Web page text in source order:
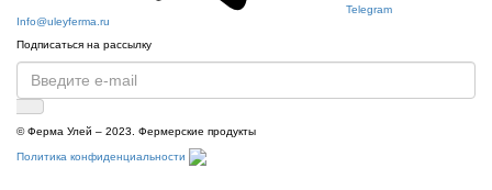
Telegram
Info@uleyferma.ru
Подписаться на рассылку
© Ферма Улей – 2023. Фермерские продукты
Политика конфиденциальности